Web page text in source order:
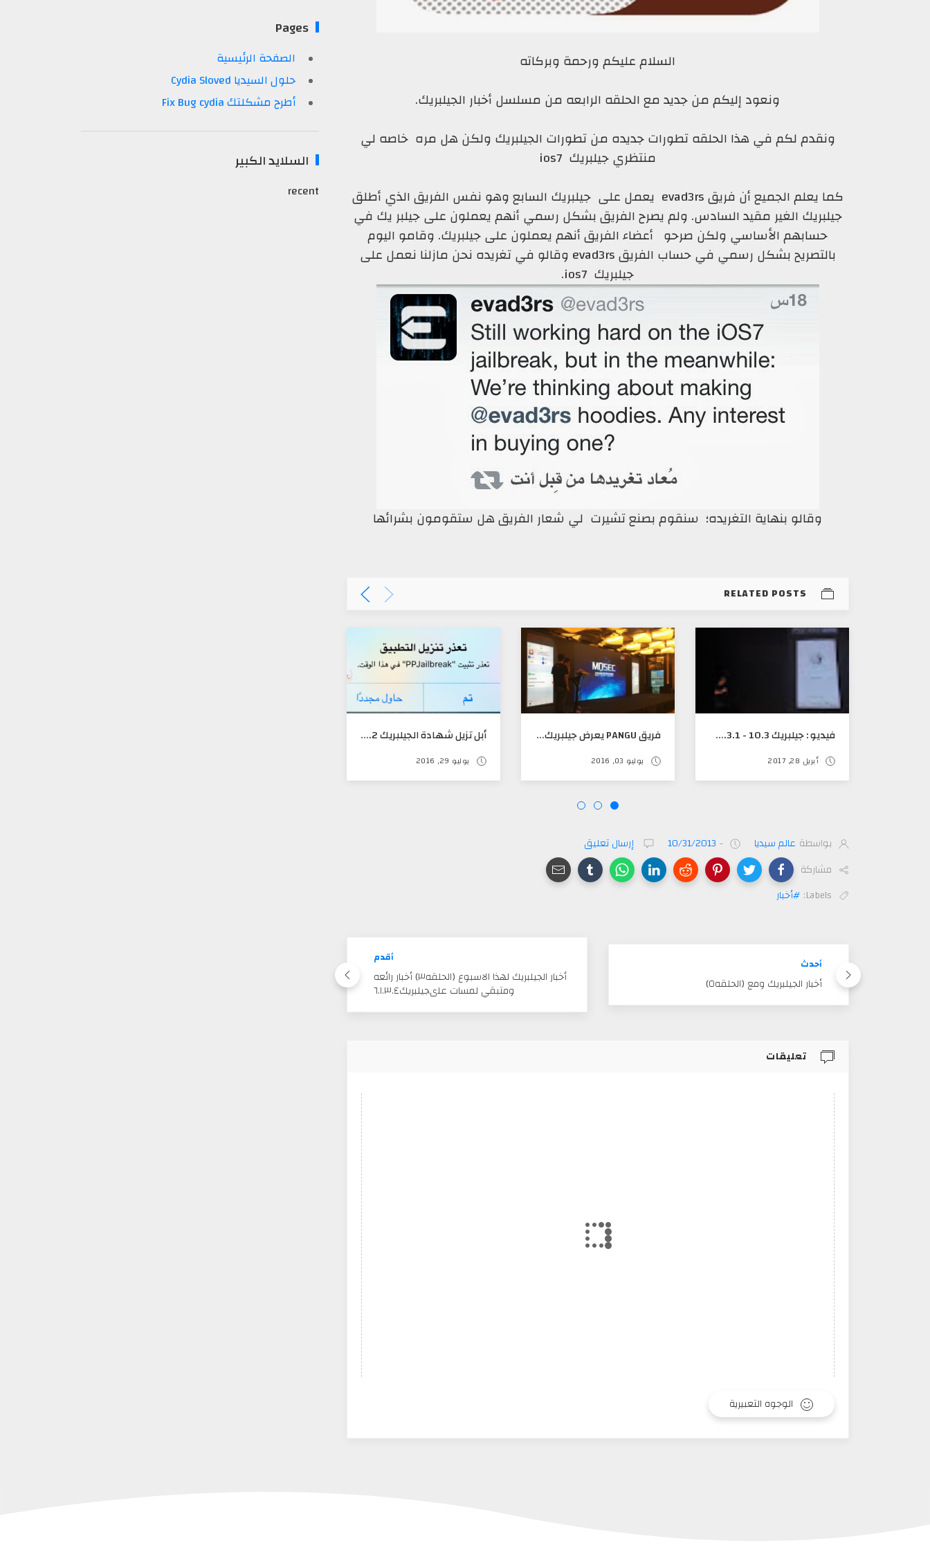
السلام عليكم ورحمة وبركاته
ونعود إليكم من جديد مع الحلقه الرابعه من مسلسل أخبار الجيلبريك.
ونقدم لكم في هذا الحلقه تطورات جديده من تطورات الجيلبريك ولكن هل مره خاصه لي
منتظري جيلبريك ios7
كما يعلم الجميع أن فريق evad3rs يعمل على جيلبريك السابع وهو نفس الفريق الذي أطلق
جيلبريك الغير مقيد السادس. ولم يصرح الفريق بشكل رسمي أنهم يعملون على جيلبر يك في
حسابهم الأساسي ولكن صرحو أعضاء الفريق أنهم يعملون على جيلبريك. وقامو اليوم
بالتصريح بشكل رسمي في حساب الفريق evad3rs وقالو في تغريده نحن مازلنا نعمل على
جيلبريك ios7.
وقالو بنهاية التغريده؛ سنقوم بصنع تشيرت لي شعار الفريق هل ستقومون بشرائها
RELATED POSTS
فيديو : جيلبريك 10.3 - 10.3.1 قادم من فريق PANGU
أبريل 28, 2017
فريق PANGU يعرض جيلبريك IOS 10 في مؤتمر MOSEC
يوليو 03, 2016
أبل تزيل شهادة الجيلبريك IOS 9.3.3 - 9.2 عن طريق سفاري
يوليو 29, 2016
بواسطة عالم سيديا -
10/31/2013
إرسال تعليق
مشاركة
Labels: #أخبار
أحدث
أخبار الجيلبريك ومع (الحلقه٥)
أقدم
أخبار الجيلبريك لهذا الاسبوع (الحلقه٣) أخبار رائعه
ومتبقي لمسات علىجيلبريك٦.١.٣.٤
تعليقات
الوجوه التعبيرية
Pages
الصفحة الرئيسية
حلول السيديا Cydia Sloved
أطرح مشكلتك Fix Bug cydia
السلايد الكبير
recent